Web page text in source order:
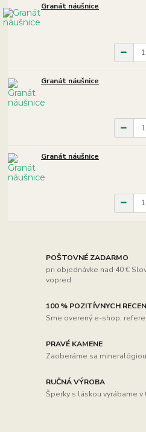
Granát náušnice
Granát náušnice
Granát náušnice
POŠTOVNÉ ZADARMO
pri objednávke nad 40 €
vopred
100 % POZITÍVNYCH
Sme overený e-shop,
PRAVÉ KAMENE
Zaoberáme sa
RUČNÁ VÝROBA
Šperky s láskou vyrábame